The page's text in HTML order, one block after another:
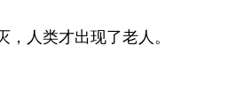
人类才出现了老人。